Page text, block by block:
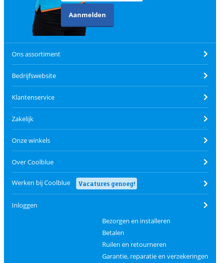
Aanmelden
Ons assortiment
Bedrijfswebsite
Klantenservice
Zakelijk
Onze winkels
Over Coolblue
Werken bij Coolblue Vacatures genoeg!
Inloggen
Bezorgen en installeren
Betalen
Ruilen en retourneren
Garantie, reparatie en verzekeringen